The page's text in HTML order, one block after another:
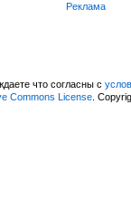
Реклама
что согласны с
Commons License.